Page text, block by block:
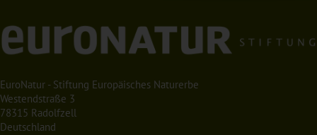
EuroNatur - Stiftung Europäisches Naturerbe
Westendstraße 3
78315 Radolfzell
Deutschland